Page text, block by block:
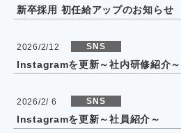
新卒採用 初任給アップのお知らせ
2026/2/12 SNS
Instagramを更新～社内研修紹介～
2026/2/ 6 SNS
Instagramを更新～社員紹介～